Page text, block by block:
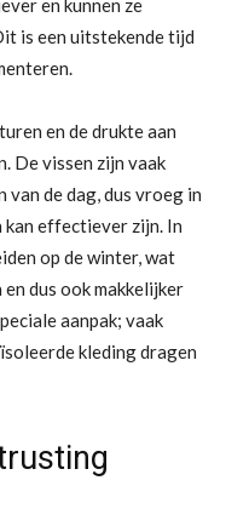
en kunnen ze
is een uitstekende tijd
en de drukte aan
De vissen zijn vaak
de dag, dus vroeg in
kan effectiever zijn. In
op de winter, wat
dus ook makkelijker
aanpak; vaak
kleding dragen